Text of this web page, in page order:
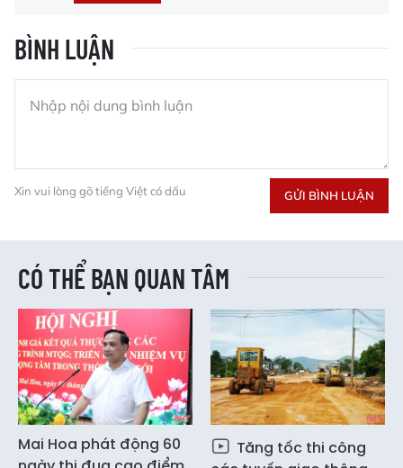
BÌNH LUẬN
Xin vui lòng gõ tiếng Việt có dấu GỬI BÌNH LUẬN
CÓ THỂ BẠN QUAN TÂM
Mai Hoa phát động 60
Tăng tốc thi công